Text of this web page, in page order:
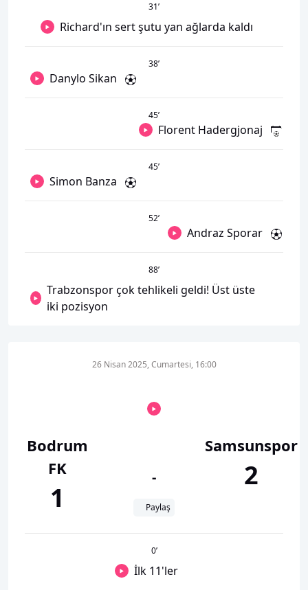
31’
Richard'ın sert şutu yan ağlarda kaldı
38’
Danylo Sikan
45’
Florent Hadergjonaj
45’
Simon Banza
52’
Andraz Sporar
88’
Trabzonspor çok tehlikeli geldi! Üst üste
iki pozisyon
Bodrum
FK
1
26 Nisan 2025, Cumartesi, 16:00
-
Paylaş
Samsunspor
2
0’
İlk 11'ler